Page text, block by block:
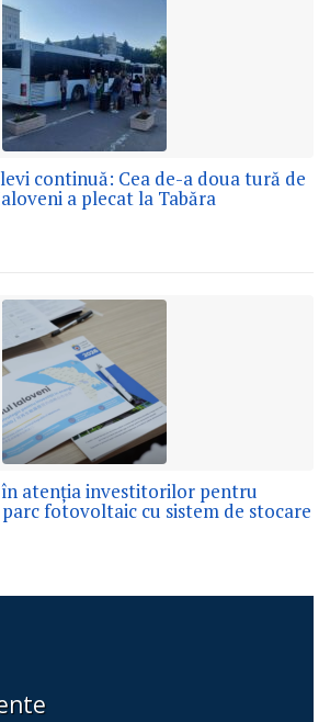
continuă: Cea de-a doua tură de
a plecat la Tabăra
atenția investitorilor pentru
fotovoltaic cu sistem de stocare